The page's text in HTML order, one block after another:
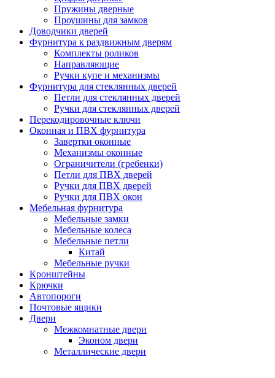
Пружины дверные
Проушины для замков
Доводчики дверей
Фурнитура к раздвижным дверям
Комплекты роликов
Направляющие
Ручки купе и механизмы
Фурнитура для стеклянных дверей
Петли для стеклянных дверей
Ручки для стеклянных дверей
Перекодировочные ключи
Оконная и ПВХ фурнитура
Завертки оконные
Механизмы оконные
Ограничители (гребенки)
Петли для ПВХ дверей
Ручки для ПВХ дверей
Ручки для ПВХ окон
Мебельная фурнитура
Мебельные замки
Мебельные колеса
Мебельные петли
Китай
Мебельные ручки
Кронштейны
Крючки
Автопороги
Почтовые ящики
Двери
Межкомнатные двери
Эконом двери
Металлические двери